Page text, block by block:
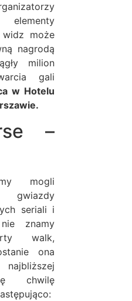
może
nagrodą
milion
gali
w Hotelu
–
mogli
gwiazdy
seriali i
znamy
walk,
ona
chwilę